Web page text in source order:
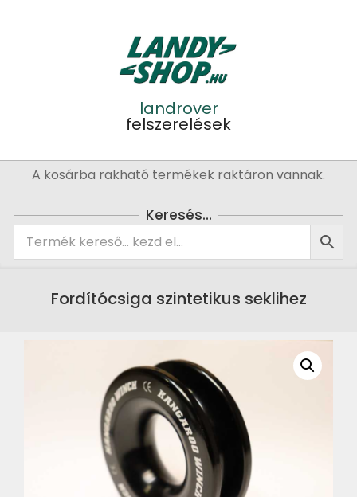
landrover
felszerelések
PrimaryA kosárba rakható termékek raktáron vannak.
Keresés…
Fordítócsiga szintetikus seklihez